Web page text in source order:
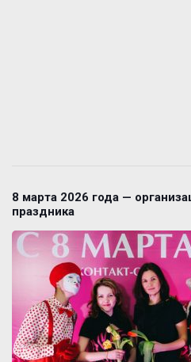
8 марта 2026 года —
праздника